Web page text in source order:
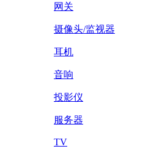
网关
摄像头/监视器
耳机
音响
投影仪
服务器
TV